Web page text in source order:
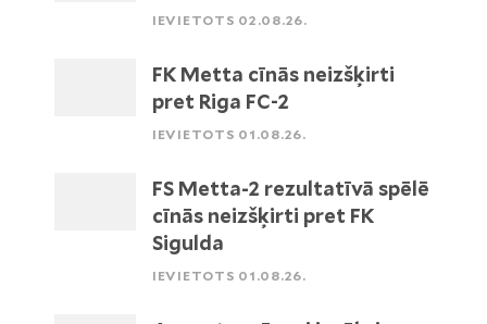
IEVIETOTS 02.08.26.
FK Metta cīnās neizšķirti
pret Riga FC-2
IEVIETOTS 01.08.26.
FS Metta-2 rezultatīvā spēlē
cīnās neizšķirti pret FK
Sigulda
IEVIETOTS 01.08.26.